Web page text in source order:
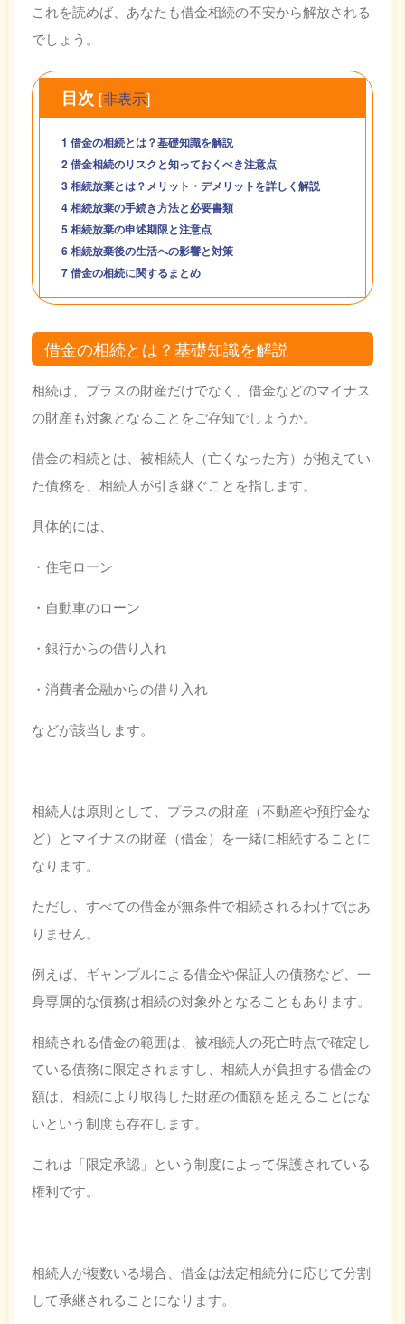
これを読めば、あなたも借金相続の不安から解放される
でしょう。
目次 [非表示]
1 借金の相続とは？基礎知識を解説
2借金相続のリスクと知っておくべき注意点
3相続放棄とは？メリット・デメリットを詳しく解説
4相続放棄の手続き方法と必要書類
5 相続放棄の申述期限と注意点
6相続放棄後の生活への影響と対策
7借金の相続に関するまとめ
借金の相続とは？基礎知識を解説
相続は、プラスの財産だけでなく、借金などのマイナス
の財産も対象となることをご存知でしょうか。
借金の相続とは、被相続人（亡くなった方）が抱えてい
た債務を、相続人が引き継ぐことを指します。
具体的には、
・住宅ローン
・自動車のローン
・銀行からの借り入れ
・消費者金融からの借り入れ
などが該当します。
相続人は原則として、プラスの財産（不動産や預貯金な
ど）とマイナスの財産（借金）を一緒に相続することに
なります。
ただし、すべての借金が無条件で相続されるわけではあ
りません。
例えば、ギャンブルによる借金や保証人の債務など、一
身専属的な債務は相続の対象外となることもあります。
相続される借金の範囲は、被相続人の死亡時点で確定し
ている債務に限定されますし、相続人が負担する借金の
額は、相続により取得した財産の価額を超えることはな
いという制度も存在します。
これは「限定承認」という制度によって保護されている
権利です。
相続人が複数いる場合、借金は法定相続分に応じて分割
して承継されることになります。